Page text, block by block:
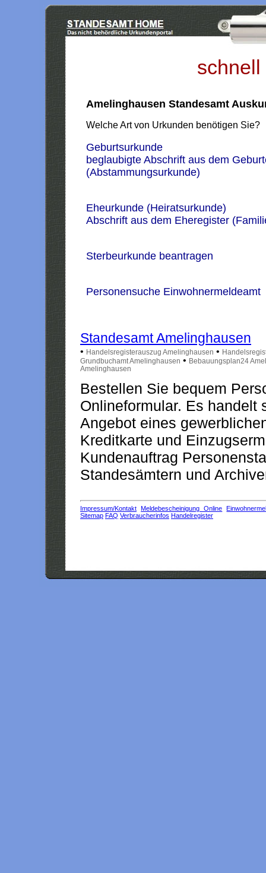
Amelinghausen Standesamt
Welche Art von Urkunden benötigen Sie?
Geburtsurkunde
beglaubigte Abschrift aus dem
(Abstammungsurkunde)
Eheurkunde (Heiratsurkunde)
Abschrift aus dem Eheregister
Sterbeurkunde beantragen
Personensuche Einwohnermeldeamt
Standesamt Amelinghausen
• Handelsregisterauszug Amelinghausen •
Grundbuchamt Amelinghausen • Bebauungsplan24
Amelinghausen
Bestellen Sie bequem
Onlineformular. Es handelt
Angebot eines
Kreditkarte und
Kundenauftrag
Standesämtern und
Impressum/Kontakt Meldebescheinigung Online
Sitemap FAQ Verbraucherinfos Handelregister